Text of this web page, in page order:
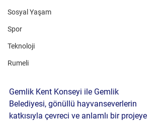
Sosyal Yaşam
Spor
Teknoloji
Rumeli
Gemlik Kent Konseyi ile Gemlik
Belediyesi, gönüllü hayvanseverlerin
katkısıyla çevreci ve anlamlı bir projeye